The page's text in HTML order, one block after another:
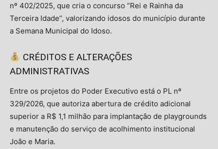
nº 402/2025, que cria o concurso “Rei e Rainha da
Terceira Idade”, valorizando idosos do município durante
a Semana Municipal do Idoso.
CRÉDITOS E ALTERAÇÕES
ADMINISTRATIVAS
Entre os projetos do Poder Executivo está o PL nº
329/2026, que autoriza abertura de crédito adicional
superior a R$ 1,1 milhão para implantação de playgrounds
e manutenção do serviço de acolhimento institucional
João e Maria.